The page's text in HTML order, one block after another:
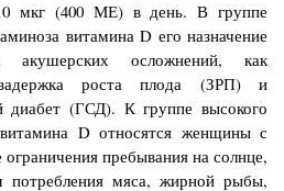
мкг (400 МЕ) в день. В группе
витамина D его назначение
акушерских осложнений, как
роста плода (ЗРП) и
диабет (ГСД). К группе высокого
D относятся женщины с
пребывания на солнце,
мяса, жирной рыбы,